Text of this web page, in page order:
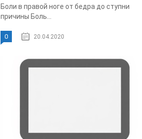
Боли в правой ноге от бедра до ступни
причины Боль...
0 20.04.2020